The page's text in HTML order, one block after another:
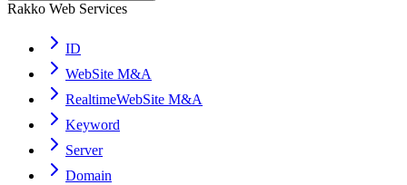
Rakko Web Services
ID
WebSite M&A
RealtimeWebSite M&A
Keyword
Server
Domain